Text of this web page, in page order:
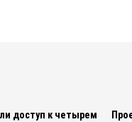
доступ к четырем